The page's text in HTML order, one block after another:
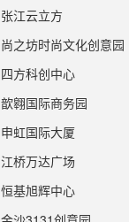
张江云立方
尚之坊时尚文化创意园
四方科创中心
歆翱国际商务园
申虹国际大厦
江桥万达广场
恒基旭辉中心